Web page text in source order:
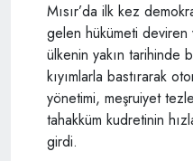
Mısır’da ilk kez
gelen hükümeti
ülkenin yakın tarihinde
kıyımlarla bastırarak
yönetimi, meşruiyet
tahakküm kudretinin
girdi.